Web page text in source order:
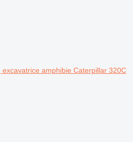
excavatrice amphibie Caterpillar 320C